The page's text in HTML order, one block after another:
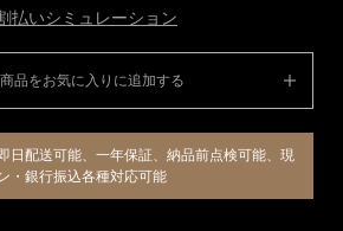
払いシミュレーション
品をお気に入りに追加する
日配送可能、一年保証、納品前点検可能、現
・銀行振込各種対応可能